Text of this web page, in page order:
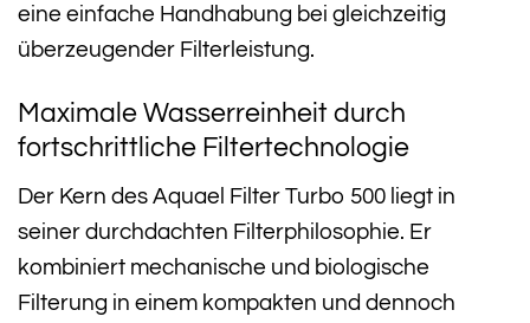
eine einfache Handhabung bei gleichzeitig
überzeugender Filterleistung.
Maximale Wasserreinheit durch
fortschrittliche Filtertechnologie
Der Kern des Aquael Filter Turbo 500 liegt in
seiner durchdachten Filterphilosophie. Er
kombiniert mechanische und biologische
Filterung in einem kompakten und dennoch